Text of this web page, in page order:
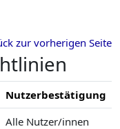
zur vorherigen Seite
Nutzerbestätigung
Alle Nutzer/innen